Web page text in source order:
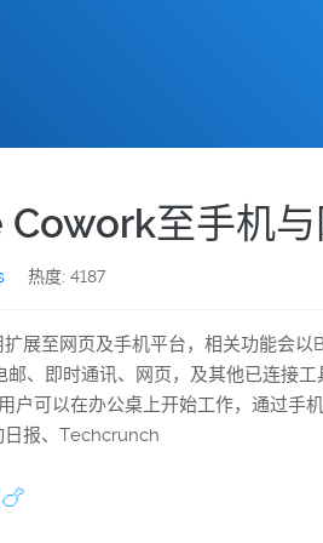
至手机与
热度: 4187
展至网页及手机平台，相关功能会
、即时通讯、网页，及其他已连接
户可以在办公桌上开始工作，通过
报、Techcrunch